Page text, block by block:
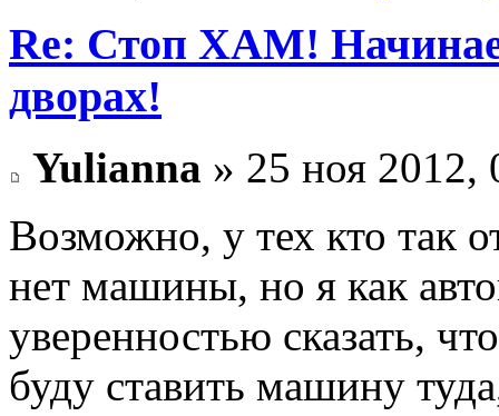
Re: Стоп ХАМ!
дворах!
Yulianna » 25 ноя 2012,
Возможно, у тех кто так
нет машины, но я как
уверенностью сказать,
буду ставить машину